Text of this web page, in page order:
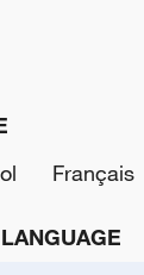
Français